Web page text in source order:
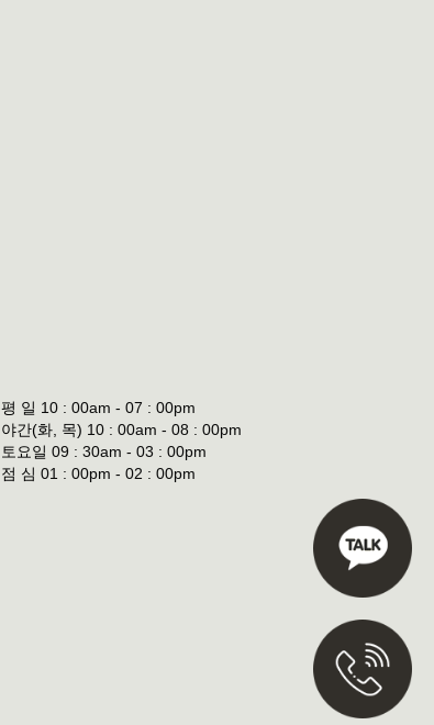
평 일 10 : 00am - 07 : 00pm
야간(화, 목) 10 : 00am - 08 : 00pm
토요일 09 : 30am - 03 : 00pm
점 심 01 : 00pm - 02 : 00pm